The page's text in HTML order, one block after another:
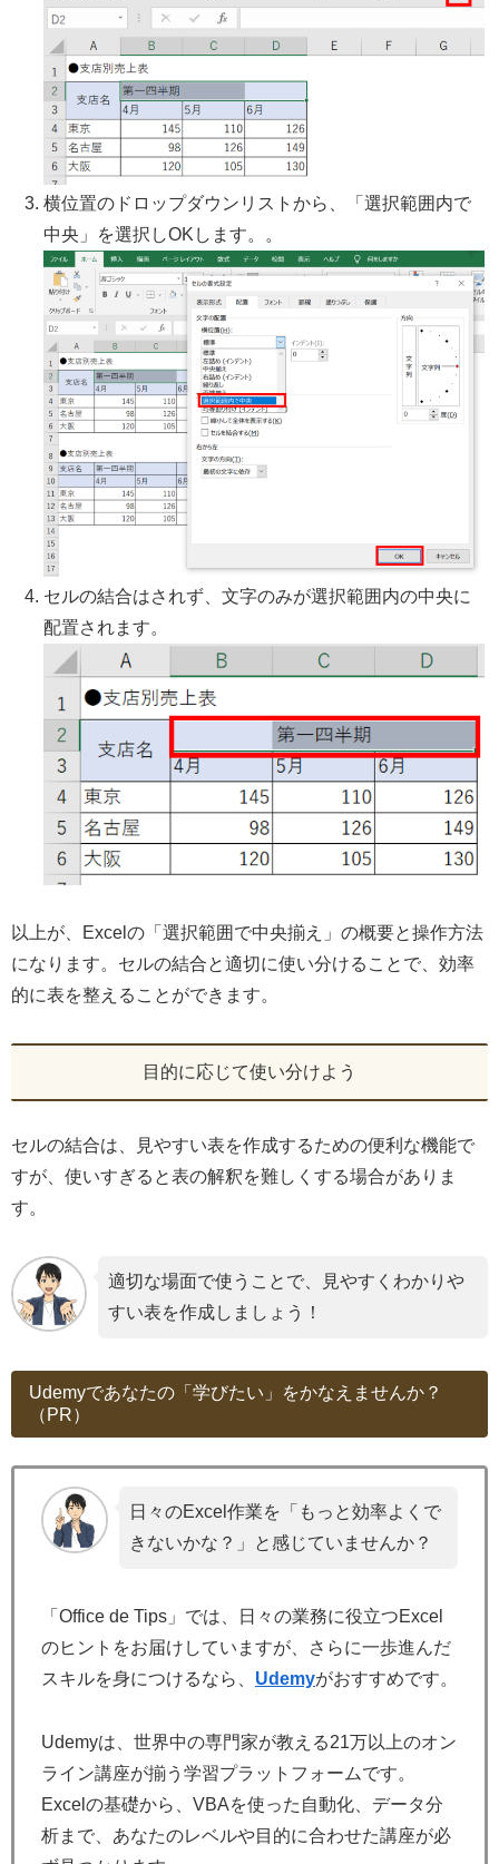
横位置のドロップダウンリストから、「選択範囲内で
中央」を選択しOKします。。
セルの結合はされず、文字のみが選択範囲内の中央に
配置されます。
以上が、Excelの「選択範囲で中央揃え」の概要と操作方法
になります。セルの結合と適切に使い分けることで、効率
的に表を整えることができます。
目的に応じて使い分けよう
セルの結合は、見やすい表を作成するための便利な機能で
すが、使いすぎると表の解釈を難しくする場合がありま
す。
適切な場面で使うことで、見やすくわかりや
すい表を作成しましょう！
Udemyであなたの「学びたい」をかなえませんか？
（PR）
日々のExcel作業を「もっと効率よくで
きないかな？」と感じていませんか？
「Office de Tips」では、日々の業務に役立つExcel
のヒントをお届けしていますが、さらに一歩進んだ
スキルを身につけるなら、 Udemyがおすすめです。
Udemyは、世界中の専門家が教える21万以上のオン
ライン講座が揃う学習プラットフォームです。
Excelの基礎から、VBAを使った自動化、データ分
析まで、あなたのレベルや目的に合わせた講座が必